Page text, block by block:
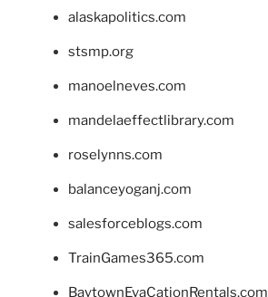
alaskapolitics.com
stsmp.org
manoelneves.com
mandelaeffectlibrary.com
roselynns.com
balanceyoganj.com
salesforceblogs.com
TrainGames365.com
BaytownEvaCationRentals.com